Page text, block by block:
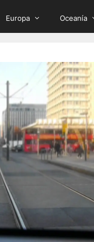
Europa Oceanía